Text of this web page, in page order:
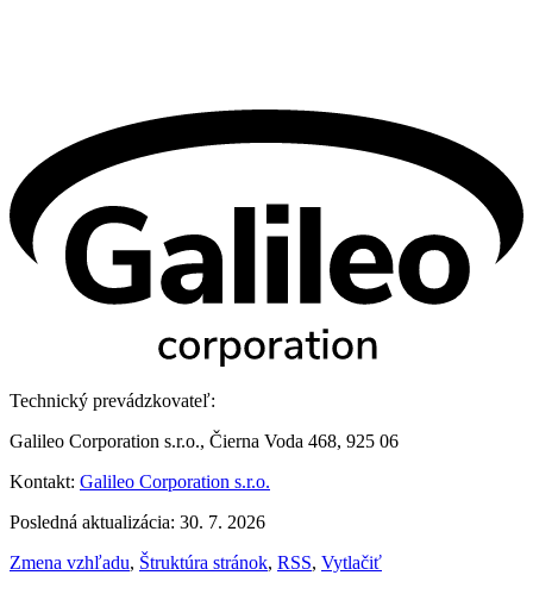
Technický prevádzkovateľ:
Galileo Corporation s.r.o., Čierna Voda 468, 925 06
Kontakt: Galileo Corporation s.r.o.
Posledná aktualizácia: 30. 7. 2026
Zmena vzhľadu, Štruktúra stránok, RSS, Vytlačiť